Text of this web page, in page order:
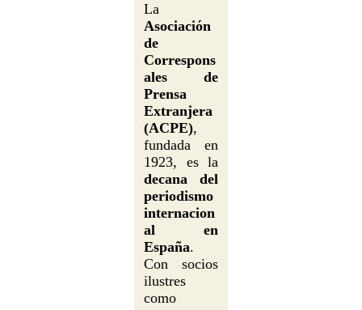
La
Asociación
de
Correspons
ales de
Prensa
Extranjera
(ACPE),
fundada en
1923, es la
decana del
periodismo
internacion
al en
España.
Con socios
ilustres
como